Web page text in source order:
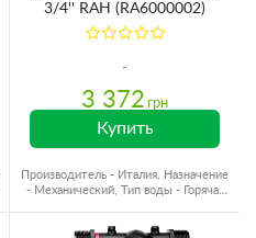
3/4'' RAH (RA6000002)
3 372 грн
Купить
Производитель - Италия, Назначение
- Механический, Тип воды - Горячая